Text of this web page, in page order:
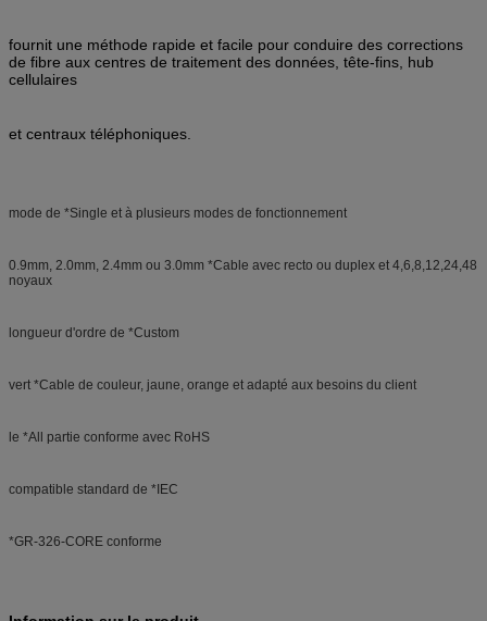
fournit une méthode rapide et facile pour conduire des corrections
de fibre aux centres de traitement des données, tête-fins, hub
cellulaires
et centraux téléphoniques.
mode de *Single et à plusieurs modes de fonctionnement
0.9mm, 2.0mm, 2.4mm ou 3.0mm *Cable avec recto ou duplex et 4,6,8,12,24,48
noyaux
longueur d'ordre de *Custom
vert *Cable de couleur, jaune, orange et adapté aux besoins du client
le *All partie conforme avec RoHS
compatible standard de *IEC
*GR-326-CORE conforme